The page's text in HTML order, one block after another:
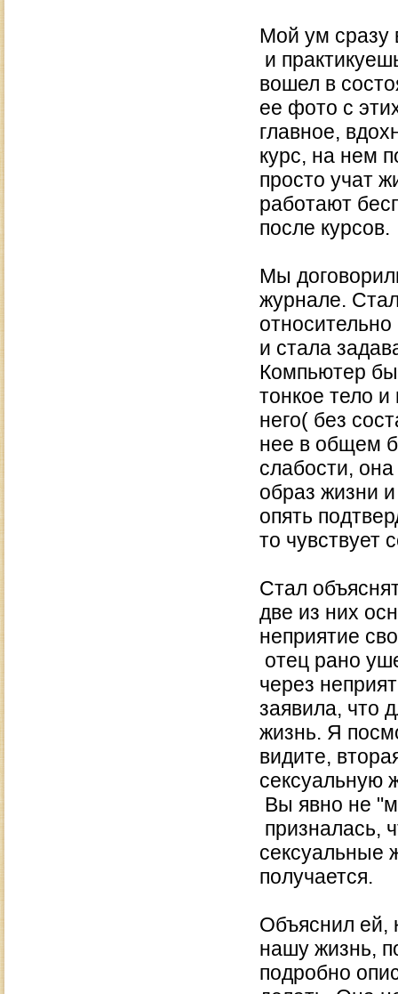
Мой ум сразу
и
вошел в
ее фото с
главное,
курс, на нем
просто учат
работают
после курсов.
Мы
журнале.
и стала
Компьютер
тонкое тело
него( без
нее в общем
слабости,
образ жизни
опять
то чувствует
Стал
две из них
неприятие
отец рано
через
заявила, что
жизнь. Я
видите,
сексуальную
Вы явно не
призналась,
сексуальные
получается.
Объяснил ей,
нашу жизнь,
подробно